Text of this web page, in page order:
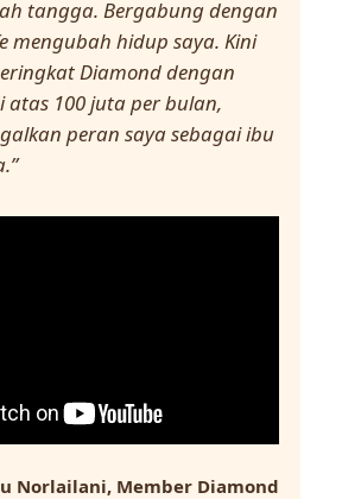
tangga. Bergabung dengan
mengubah hidup saya. Kini
Diamond dengan
atas 100 juta per bulan,
peran saya sebagai ibu
Norlailani, Member Diamond